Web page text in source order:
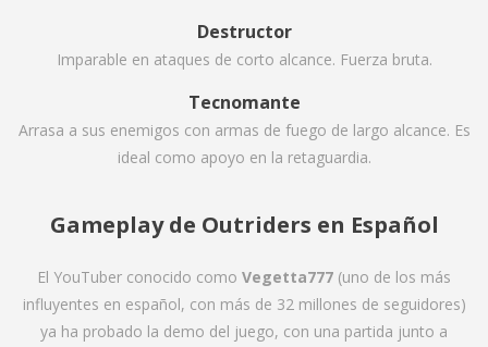
Destructor
Imparable en ataques de corto alcance. Fuerza bruta.
Tecnomante
Arrasa a sus enemigos con armas de fuego de largo alcance. Es
ideal como apoyo en la retaguardia.
Gameplay de Outriders en Español
El YouTuber conocido como Vegetta777 (uno de los más
influyentes en español, con más de 32 millones de seguidores)
ya ha probado la demo del juego, con una partida junto a